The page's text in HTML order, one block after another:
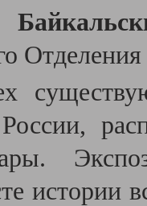
истории